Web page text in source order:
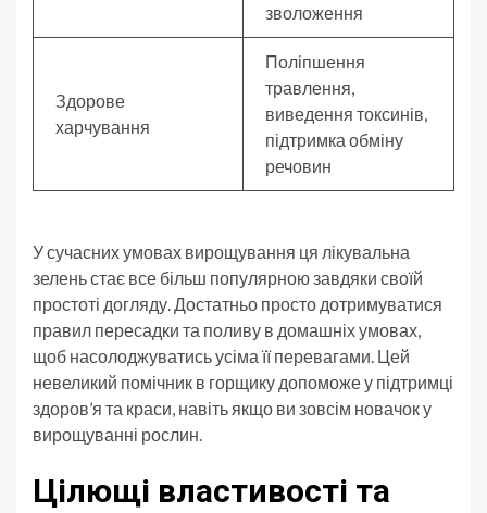
зволоження
Здорове
харчування
Поліпшення
травлення,
виведення токсинів,
підтримка обміну
речовин
У сучасних умовах вирощування ця лікувальна
зелень стає все більш популярною завдяки своїй
простоті догляду. Достатньо просто дотримуватися
правил пересадки та поливу в домашніх умовах,
щоб насолоджуватись усіма її перевагами. Цей
невеликий помічник в горщику допоможе у підтримці
здоров’я та краси, навіть якщо ви зовсім новачок у
вирощуванні рослин.
Цілющі властивості та